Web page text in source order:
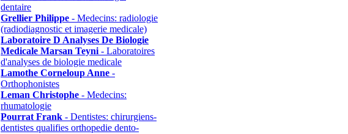
dentaire
Grellier Philippe - Medecins: radiologie
(radiodiagnostic et imagerie medicale)
Laboratoire D Analyses De Biologie
Medicale Marsan Teyni - Laboratoires
d'analyses de biologie medicale
Lamothe Corneloup Anne -
Orthophonistes
Leman Christophe - Medecins:
rhumatologie
Pourrat Frank - Dentistes: chirurgiens-
dentistes qualifies orthopedie dento-